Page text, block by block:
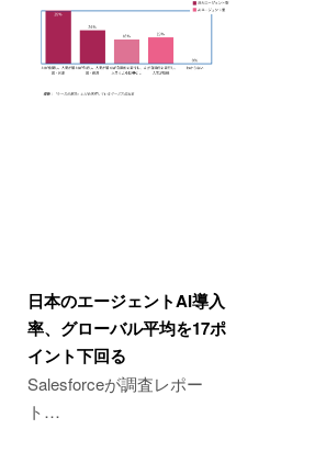
日本のエージェントAI導入
率、グローバル平均を17ポ
イント下回る
Salesforceが調査レポー
ト…